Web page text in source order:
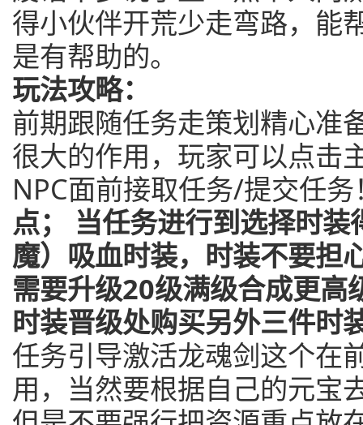
得小伙伴开荒少走弯路，能
是有帮助的。
玩法攻略：
前期跟随任务走策划精心准
很大的作用，玩家可以点击
NPC面前接取任务/提交任
点；
当任务进行到选择时
魔）吸血时装，时装不要担
需要升级20级满级合成更高
时装晋级处购买另外三件时
任务引导激活龙魂剑这个在
用，当然要根据自己的元宝